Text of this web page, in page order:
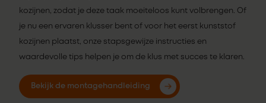
kozijnen, zodat je deze taak moeiteloos kunt volbrengen. Of
je nu een ervaren klusser bent of voor het eerst kunststof
kozijnen plaatst, onze stapsgewijze instructies en
waardevolle tips helpen je om de klus met succes te klaren.
Bekijk de montagehandleiding